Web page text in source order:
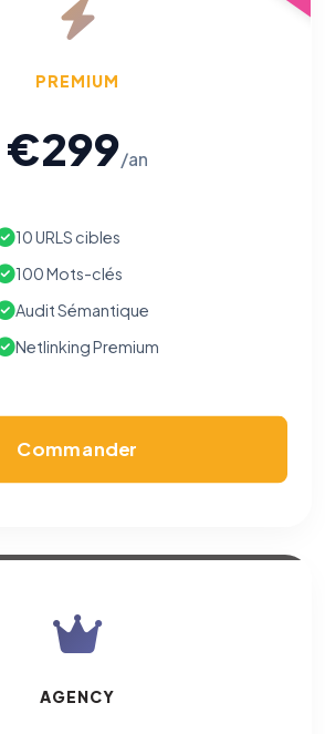
PREMIUM
€299/an
10 URLS cibles
100 Mots-clés
Audit Sémantique
Netlinking Premium
Commander
AGENCY